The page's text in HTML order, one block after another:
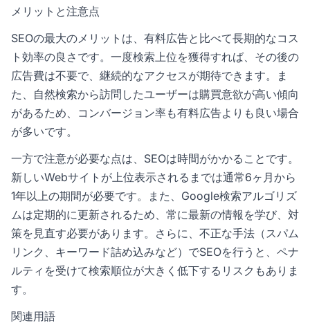
メリットと注意点
SEOの最大のメリットは、有料広告と比べて長期的なコス
ト効率の良さです。一度検索上位を獲得すれば、その後の
広告費は不要で、継続的なアクセスが期待できます。ま
た、自然検索から訪問したユーザーは購買意欲が高い傾向
があるため、コンバージョン率も有料広告よりも良い場合
が多いです。
一方で注意が必要な点は、SEOは時間がかかることです。
新しいWebサイトが上位表示されるまでは通常6ヶ月から
1年以上の期間が必要です。また、Google検索アルゴリズ
ムは定期的に更新されるため、常に最新の情報を学び、対
策を見直す必要があります。さらに、不正な手法（スパム
リンク、キーワード詰め込みなど）でSEOを行うと、ペナ
ルティを受けて検索順位が大きく低下するリスクもありま
す。
関連用語